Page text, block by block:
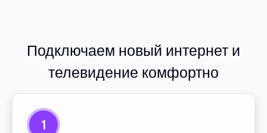
Подключаем новый интернет и
телевидение комфортно
1